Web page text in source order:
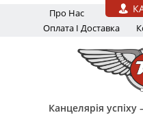
Перейти до основного вмісту
Про Нас
Оплата І Доставка
Канцелярія